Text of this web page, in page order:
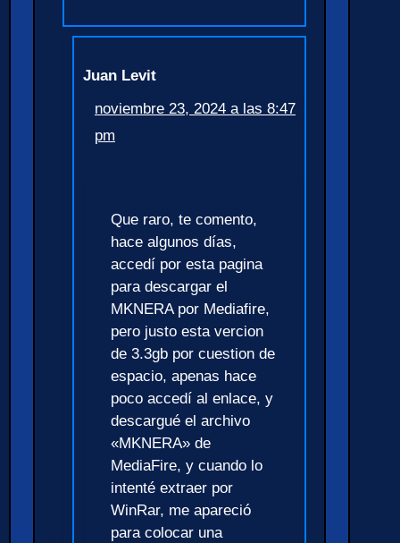
Juan Levit
noviembre 23, 2024 a las 8:47
pm
Que raro, te comento,
hace algunos días,
accedí por esta pagina
para descargar el
MKNERA por Mediafire,
pero justo esta vercion
de 3.3gb por cuestion de
espacio, apenas hace
poco accedí al enlace, y
descargué el archivo
«MKNERA» de
MediaFire, y cuando lo
intenté extraer por
WinRar, me apareció
para colocar una